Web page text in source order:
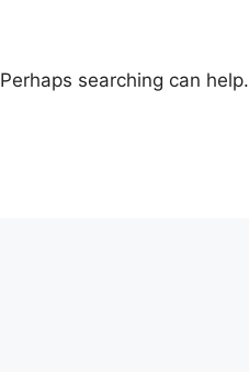
searching can help.